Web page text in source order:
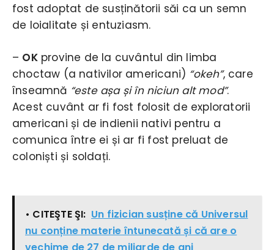
fost adoptat de susținătorii săi ca un semn
de loialitate și entuziasm.
– OKprovine de la cuvântul din limba
choctaw (a nativilor americani) “okeh”, care
înseamnă “este așa și în niciun alt mod”.
Acest cuvânt ar fi fost folosit de exploratorii
americani și de indienii nativi pentru a
comunica între ei și ar fi fost preluat de
coloniști și soldați.
• CITEŞTE ŞI: Un fizician susține că Universul
nu conține materie întunecată și că are o